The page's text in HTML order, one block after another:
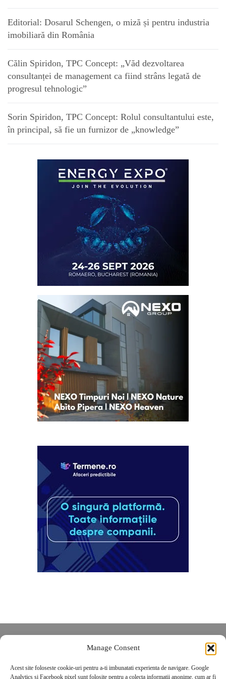
Manage Consent
Acest site foloseste cookie-uri pentru a-ti imbunatati experienta de navigare. Google
Analytics și Facebook pixel sunt folosite pentru a colecta informatii anonime, cum ar fi
Editorial: Dosarul Schengen, o miză și pentru industria
imobiliară din România
Călin Spiridon, TPC Concept: „Văd dezvoltarea
consultanței de management ca fiind strâns legată de
progresul tehnologic”
Sorin Spiridon, TPC Concept: Rolul consultantului este,
în principal, să fie un furnizor de „knowledge”
POLITICĂ DE CONFIDENȚIALITATE